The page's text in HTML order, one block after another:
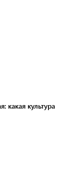
какая культура